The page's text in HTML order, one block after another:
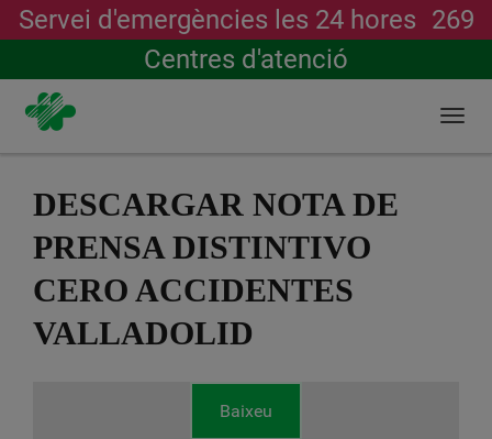
contingut
Servei d'emergències les 24 hores 269
Centres d'atenció
Cerca
DESCARGAR NOTA DE
PRENSA DISTINTIVO
CERO ACCIDENTES
VALLADOLID
Baixeu